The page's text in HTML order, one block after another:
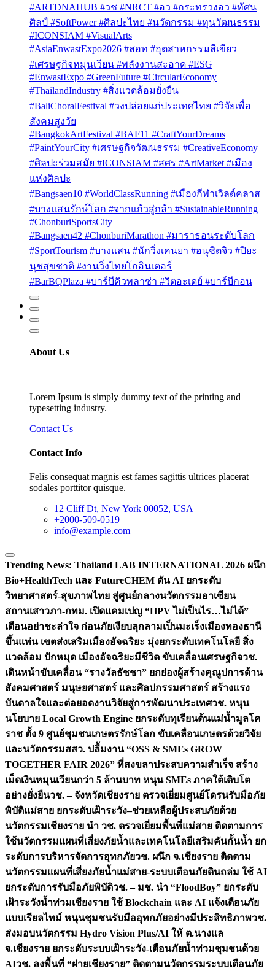
#ARTDNAHUB #วช #NRCT #อว #กระทรวงอว #ทัศน
ศิลป์ #SoftPower #ศิลปะไทย #นวัตกรรม #ทุนวัฒนธรรม
#ICONSIAM #VisualArts
#AsiaEnwastExpo2026 #สอท #อุตสาหกรรมสีเขียว
#เศรษฐกิจหมุนเวียน #พลังงานสะอาด #ESG
#EnwastExpo #GreenFuture #CircularEconomy
#ThailandIndustry #สิ่งแวดล้อมยั่งยืน
#BaliChoralFestival #วงปล่อยแก่ประเทศไทย #วิจัยเพื่อ
สังคมสูงวัย
#BangkokArtFestival #BAF11 #CraftYourDreams
#PaintYourCity #เศรษฐกิจวัฒนธรรม #CreativeEconomy
#ศิลปะร่วมสมัย #ICONSIAM #สศร #ArtMarket #เมือง
แห่งศิลปะ
#Bangsaen10 #WorldClassRunning #เมืองกีฬาเวิลด์คลาส
#บางแสนรักษ์โลก #จากแก้วสู่กล้า #SustainableRunning
#ChonburiSportsCity
#Bangsaen42 #ChonburiMarathon #มาราธอนระดับโลก
#SportTourism #บางแสน #นักวิ่งเคนยา #อนุชิตจิว #ปิยะ
นุชสุขชาติ #งานวิ่งไทยโกอินเตอร์
#BarBQPlaza #บาร์บีคิวพลาซ่า #วิตอะเดย์ #บาร์บีกอน
About Us
Lorem Ipsum is simply dummy text of the printing and
typesetting industry.
Contact Us
Contact Info
Felis consequat magnis est fames sagittis ultrices placerat
sodales porttitor quisque.
12 Cliff Dt, New York 00052, USA
+2000-509-0519
info@example.com
Trending News: Thailand LAB INTERNATIONAL 2026 ผนึก
Bio+HealthTech และ FutureCHEM ดัน AI ยกระดับ
วิทยาศาสตร์-สุขภาพไทย สู่ศูนย์กลางนวัตกรรมอาเซียน
สถานเสาวภา-กทม. เปิดแคมเปญ “HPV ไม่เป็นไร…ไม่ได้”
เตือนอย่าชะล่าใจ ก่อนภัยเงียบลุกลามเป็นมะเร็งเมืองทองธานี
ขึ้นแท่น เขตส่งเสริมเมืองอัจฉริยะ มุ่งยกระดับเทคโนโลยี สิ่ง
แวดล้อม ปักหมุด เมืองอัจฉริยะมีชีวิต ขับเคลื่อนเศรษฐกิจวช.
เดินหน้าขับเคลื่อน “รางวัลธัชชา” ยกย่องผู้สร้างคุณูปการด้าน
สังคมศาสตร์ มนุษยศาสตร์ และศิลปกรรมศาสตร์ สร้างแรง
บันดาลใจและต่อยอดงานวิจัยสู่การพัฒนาประเทศวช. หนุน
นโยบาย Local Growth Engine ยกระดับทุเรียนต้นแม่น้ำมูลโค
ราช ตั้ง 9 ศูนย์ชุมชนเกษตรรักษ์โลก ขับเคลื่อนเกษตรด้วยวิจัย
และนวัตกรรมสสว. ปลื้มงาน “OSS & SMEs GROW
TOGETHER FAIR 2026” ที่สงขลาประสบความสำเร็จ สร้าง
เม็ดเงินหมุนเวียนกว่า 5 ล้านบาท หนุน SMEs ภาคใต้เติบโต
อย่างยั่งยืนวช. – จังหวัดเชียงราย ตรวจเยี่ยมศูนย์โดรนรับมือภัย
พิบัติแม่สาย ยกระดับเฝ้าระวัง–ช่วยเหลือผู้ประสบภัยด้วย
นวัตกรรมเชียงราย นำ วช. ตรวจเยี่ยมพื้นที่แม่สาย ติดตามการ
ใช้นวัตกรรมแผนที่เสี่ยงภัยน้ำและเทคโนโลยีเสริมคันกั้นน้ำ ยก
ระดับการบริหารจัดการอุทกภัยวช. ผนึก จ.เชียงราย ติดตาม
นวัตกรรมแผนที่เสี่ยงภัยน้ำแม่สาย-ระบบเตือนภัยดินถล่ม ใช้ AI
ยกระดับการรับมือภัยพิบัติวช. – มช. นำ “FloodBoy” ยกระดับ
เฝ้าระวังน้ำท่วมเชียงราย ใช้ Blockchain และ AI แจ้งเตือนภัย
แบบเรียลไทม์ หนุนชุมชนรับมืออุทกภัยอย่างมีประสิทธิภาพวช.
ส่งมอบนวัตกรรม Hydro Vision Plus/AI ให้ ต.นางแล
จ.เชียงราย ยกระดับระบบเฝ้าระวัง-เตือนภัยน้ำท่วมชุมชนด้วย
AIวช. ลงพื้นที่ “ฝายเชียงราย” ติดตามนวัตกรรมระบบเตือนภัย